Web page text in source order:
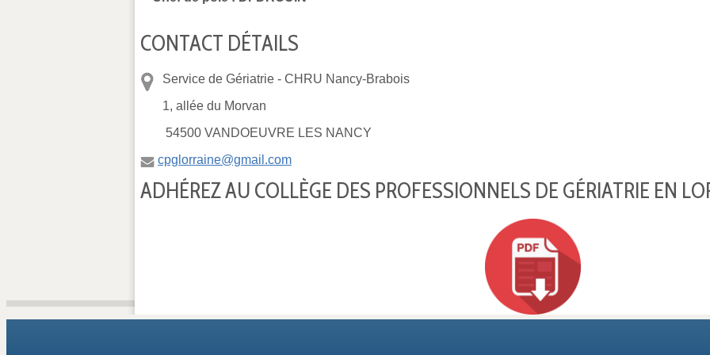
CONTACT DÉTAILS
Service de Gériatrie - CHRU Nancy-Brabois
1, allée du Morvan
54500 VANDOEUVRE LES NANCY
cpglorraine@gmail.com
ADHÉREZ AU COLLÈGE DES PROFESSIONNELS DE GÉRIATRIE EN